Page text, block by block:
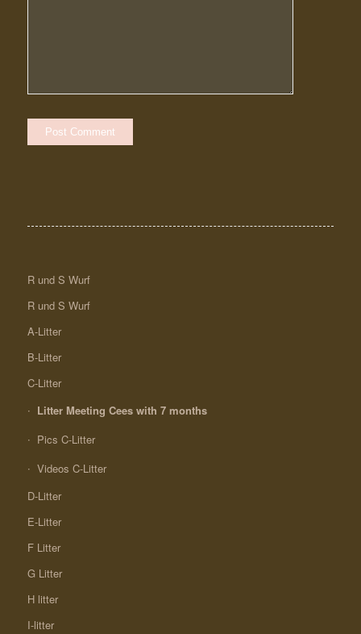
R und S Wurf
R und S Wurf
A-Litter
B-Litter
C-Litter
Litter Meeting Cees with 7 months
Pics C-Litter
Videos C-Litter
D-Litter
E-Litter
F Litter
G Litter
H litter
I-litter